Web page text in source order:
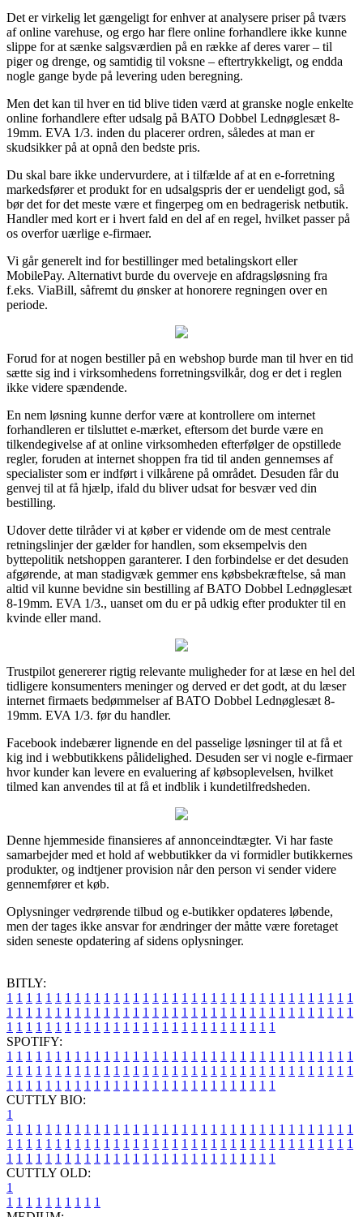
Det er virkelig let gængeligt for enhver at analysere priser på tværs
af online varehuse, og ergo har flere online forhandlere ikke kunne
slippe for at sænke salgsværdien på en række af deres varer – til
piger og drenge, og samtidig til voksne – eftertrykkeligt, og endda
nogle gange byde på levering uden beregning.
Men det kan til hver en tid blive tiden værd at granske nogle enkelte
online forhandlere efter udsalg på BATO Dobbel Lednøglesæt 8-
19mm. EVA 1/3. inden du placerer ordren, således at man er
skudsikker på at opnå den bedste pris.
Du skal bare ikke undervurdere, at i tilfælde af at en e-forretning
markedsfører et produkt for en udsalgspris der er uendeligt god, så
bør det for det meste være et fingerpeg om en bedragerisk netbutik.
Handler med kort er i hvert fald en del af en regel, hvilket passer på
os overfor uærlige e-firmaer.
Vi går generelt ind for bestillinger med betalingskort eller
MobilePay. Alternativt burde du overveje en afdragsløsning fra
f.eks. ViaBill, såfremt du ønsker at honorere regningen over en
periode.
Forud for at nogen bestiller på en webshop burde man til hver en tid
sætte sig ind i virksomhedens forretningsvilkår, dog er det i reglen
ikke videre spændende.
En nem løsning kunne derfor være at kontrollere om internet
forhandleren er tilsluttet e-mærket, eftersom det burde være en
tilkendegivelse af at online virksomheden efterfølger de opstillede
regler, foruden at internet shoppen fra tid til anden gennemses af
specialister som er indført i vilkårene på området. Desuden får du
genvej til at få hjælp, ifald du bliver udsat for besvær ved din
bestilling.
Udover dette tilråder vi at køber er vidende om de mest centrale
retningslinjer der gælder for handlen, som eksempelvis den
byttepolitik netshoppen garanterer. I den forbindelse er det desuden
afgørende, at man stadigvæk gemmer ens købsbekræftelse, så man
altid vil kunne bevidne sin bestilling af BATO Dobbel Lednøglesæt
8-19mm. EVA 1/3., uanset om du er på udkig efter produkter til en
kvinde eller mand.
Trustpilot genererer rigtig relevante muligheder for at læse en hel del
tidligere konsumenters meninger og derved er det godt, at du læser
internet firmaets bedømmelser af BATO Dobbel Lednøglesæt 8-
19mm. EVA 1/3. før du handler.
Facebook indebærer lignende en del passelige løsninger til at få et
kig ind i webbutikkens pålidelighed. Desuden ser vi nogle e-firmaer
hvor kunder kan levere en evaluering af købsoplevelsen, hvilket
tilmed kan anvendes til at få et indblik i kundetilfredsheden.
Denne hjemmeside finansieres af annonceindtægter. Vi har faste
samarbejder med et hold af webbutikker da vi formidler butikkernes
produkter, og indtjener provision når den person vi sender videre
gennemfører et køb.
Oplysninger vedrørende tilbud og e-butikker opdateres løbende,
men der tages ikke ansvar for ændringer der måtte være foretaget
siden seneste opdatering af sidens oplysninger.
BITLY:
1 1 1 1 1 1 1 1 1 1 1 1 1 1 1 1 1 1 1 1 1 1 1 1 1 1 1 1 1 1 1 1 1 1 1 1
1 1 1 1 1 1 1 1 1 1 1 1 1 1 1 1 1 1 1 1 1 1 1 1 1 1 1 1 1 1 1 1 1 1 1 1
1 1 1 1 1 1 1 1 1 1 1 1 1 1 1 1 1 1 1 1 1 1 1 1 1 1 1 1
SPOTIFY:
1 1 1 1 1 1 1 1 1 1 1 1 1 1 1 1 1 1 1 1 1 1 1 1 1 1 1 1 1 1 1 1 1 1 1 1
1 1 1 1 1 1 1 1 1 1 1 1 1 1 1 1 1 1 1 1 1 1 1 1 1 1 1 1 1 1 1 1 1 1 1 1
1 1 1 1 1 1 1 1 1 1 1 1 1 1 1 1 1 1 1 1 1 1 1 1 1 1 1 1
CUTTLY BIO:
1
1 1 1 1 1 1 1 1 1 1 1 1 1 1 1 1 1 1 1 1 1 1 1 1 1 1 1 1 1 1 1 1 1 1 1 1
1 1 1 1 1 1 1 1 1 1 1 1 1 1 1 1 1 1 1 1 1 1 1 1 1 1 1 1 1 1 1 1 1 1 1 1
1 1 1 1 1 1 1 1 1 1 1 1 1 1 1 1 1 1 1 1 1 1 1 1 1 1 1 1
CUTTLY OLD:
1
1 1 1 1 1 1 1 1 1 1